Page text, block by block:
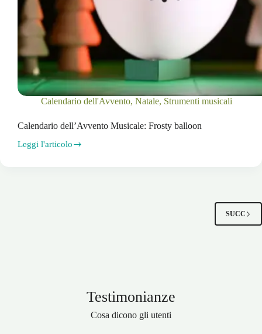
Calendario dell'Avvento, Natale, Strumenti musicali
Calendario dell’Avvento Musicale: Frosty balloon
Leggi l'articolo
Calendario
SUCC
Testimonianze
Cosa dicono gli utenti